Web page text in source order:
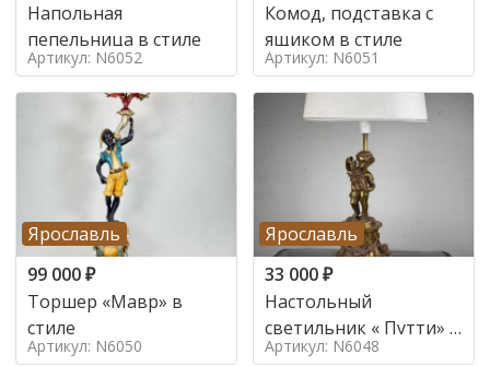
Напольная
пепельница в стиле
Артикул: N6052
Комод, подставка с
ящиком в стиле
Артикул: N6051
Ярославль
99 000₽
Торшер «Мавр» в
стиле
Артикул: N6050
Ярославль
33 000₽
Настольный
светильник « Путти» в
стиле
Артикул: N6048